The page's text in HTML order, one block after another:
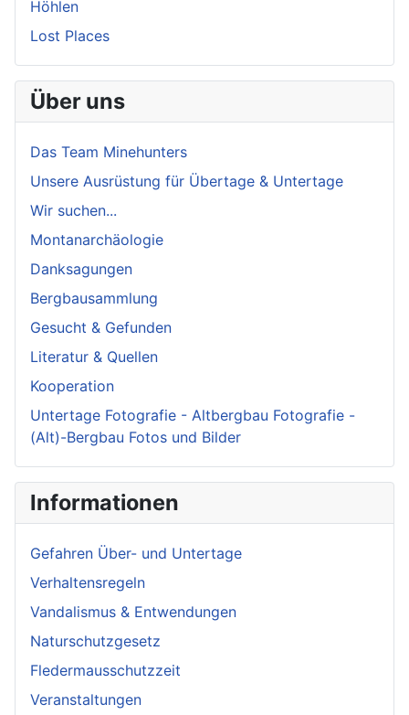
Höhlen
Lost Places
Über uns
Das Team Minehunters
Unsere Ausrüstung für Übertage & Untertage
Wir suchen...
Montanarchäologie
Danksagungen
Bergbausammlung
Gesucht & Gefunden
Literatur & Quellen
Kooperation
Untertage Fotografie - Altbergbau Fotografie -
(Alt)-Bergbau Fotos und Bilder
Informationen
Gefahren Über- und Untertage
Verhaltensregeln
Vandalismus & Entwendungen
Naturschutzgesetz
Fledermausschutzzeit
Veranstaltungen